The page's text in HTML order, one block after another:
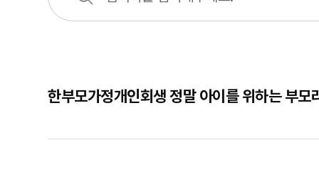
한부모가정개인회생 정말 아이를 위하는 부모